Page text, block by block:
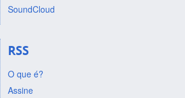
SoundCloud
RSS
O que é?
Assine